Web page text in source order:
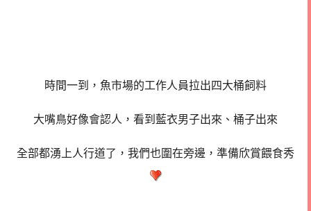
時間一到，魚市場的工作人員拉出四大桶飼料
大嘴鳥好像會認人，看到藍衣男子出來、桶子出來
全部都湧上人行道了，我們也圍在旁邊，準備欣賞餵食秀